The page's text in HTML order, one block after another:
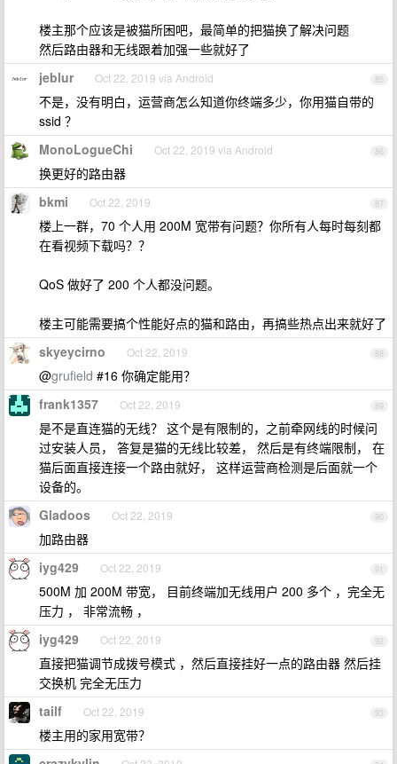
楼主那个应该是被猫所困吧，最简单的把猫换了解决问题
然后路由器和无线跟着加强一些就好了
85
jeblur Oct 22, 2019 via Android
不是，没有明白，运营商怎么知道你终端多少，你用猫自带的
ssid ？
86
MonoLogueChi Oct 22, 2019 via Android
换更好的路由器
87
bkmi Oct 22, 2019
楼上一群，70 个人用 200M 宽带有问题？你所有人每时每刻都
在看视频下载吗？？
QoS 做好了 200 个人都没问题。
楼主可能需要搞个性能好点的猫和路由，再搞些热点出来就好了
88
skyeycirno Oct 22, 2019
@grufield #16 你确定能用？
89
frank1357 Oct 22, 2019
是不是直连猫的无线？ 这个是有限制的，之前牵网线的时候问
过安装人员， 答复是猫的无线比较差， 然后是有终端限制， 在
猫后面直接连接一个路由就好， 这样运营商检测是后面就一个
设备的。
90
Gladoos Oct 22, 2019
加路由器
91
iyg429 Oct 22, 2019
500M 加 200M 带宽， 目前终端加无线用户 200 多个 ，完全无
压力 ， 非常流畅 ，
92
iyg429 Oct 22, 2019
直接把猫调节成拨号模式 ，然后直接挂好一点的路由器 然后挂
交换机 完全无压力
93
tailf Oct 22, 2019
楼主用的家用宽带？